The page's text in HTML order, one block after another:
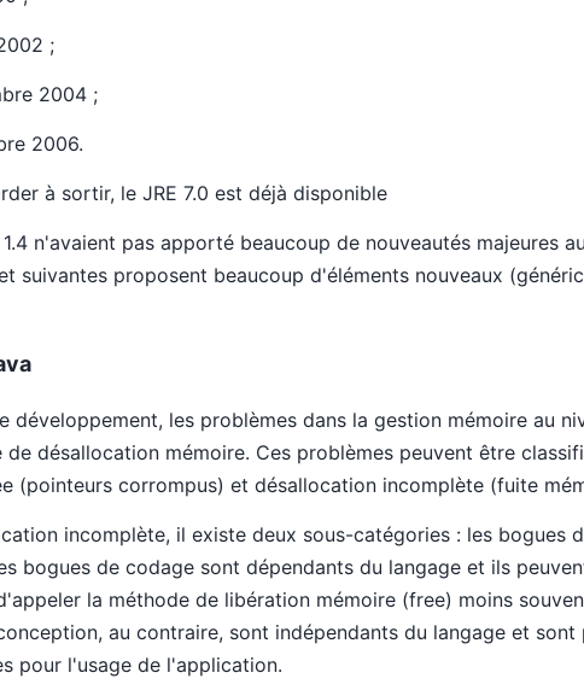
;
2004 ;
2006.
à sortir, le JRE 7.0 est déjà disponible
n'avaient pas apporté beaucoup de nouveautés majeures
suivantes proposent beaucoup d'éléments nouveaux
développement, les problèmes dans la gestion mémoire au
de désallocation mémoire. Ces problèmes peuvent être
(pointeurs corrompus) et désallocation incomplète (fuite
incomplète, il existe deux sous-catégories : les bogues
bogues de codage sont dépendants du langage et ils
la méthode de libération mémoire (free) moins
au contraire, sont indépendants du langage et
pour l'usage de l'application.